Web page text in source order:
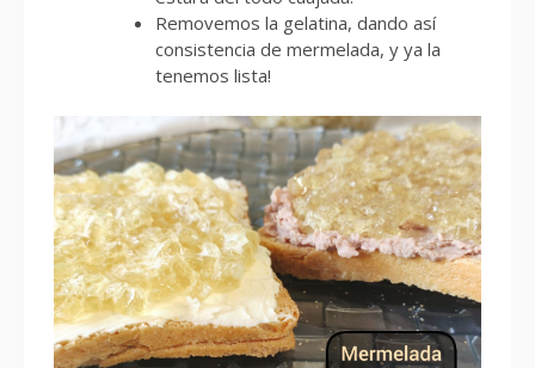
Removemos la gelatina, dando así
consistencia de mermelada, y ya la
tenemos lista!